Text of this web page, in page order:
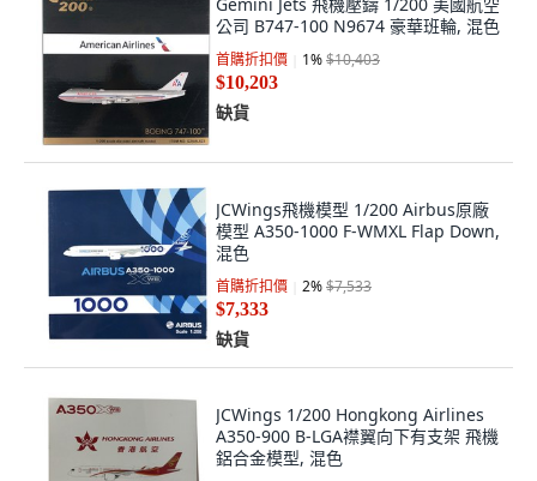
公司 B747-100 N9674 豪華班輪, 混色
首購折扣價 1%$10,403
$10,203
缺貨
JCWings飛機模型 1/200 Airbus原廠
模型 A350-1000 F-WMXL Flap Down,
混色
首購折扣價 2%$7,533
$7,333
缺貨
JCWings 1/200 Hongkong Airlines
A350-900 B-LGA襟翼向下有支架 飛機
鋁合金模型, 混色